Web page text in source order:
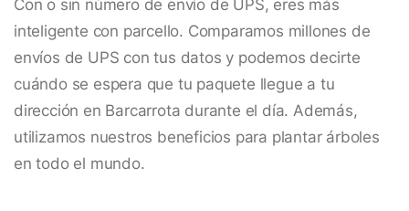
Con o sin número de envío de UPS, eres más
inteligente con parcello. Comparamos millones de
envíos de UPS con tus datos y podemos decirte
cuándo se espera que tu paquete llegue a tu
dirección en Barcarrota durante el día. Además,
utilizamos nuestros beneficios para plantar árboles
en todo el mundo.